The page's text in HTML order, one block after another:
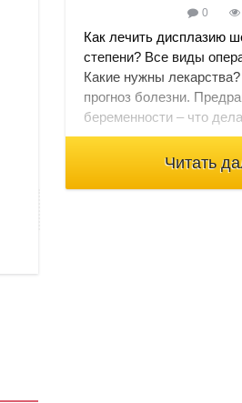
0
Как лечить дисплазию
степени? Все виды
Какие нужны лекарства?
прогноз болезни.
беременности – что
Читать